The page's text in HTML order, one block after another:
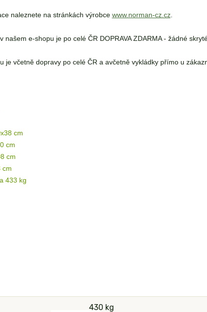
naleznete na stránkách výrobce www.norman-cz.cz.
našem e-shopu je po celé ČR DOPRAVA ZDARMA - žádné
je včetně dopravy po celé ČR a avčetně vykládky přímo u
cm
cm
cm
cm
433 kg
430 kg